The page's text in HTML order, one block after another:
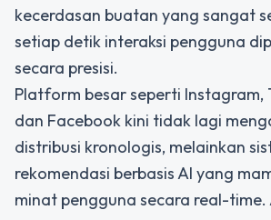
kecerdasan buatan yang sangat
setiap detik interaksi pengguna
secara presisi.
Platform besar seperti Instagram,
dan Facebook kini tidak lagi
distribusi kronologis, melainkan
rekomendasi berbasis AI yang
minat pengguna secara real-